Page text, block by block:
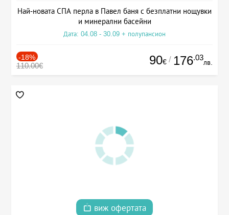
Най-новата СПА перла в Павел баня с безплатни нощувки
и минерални басейни
Дата: 04.08 - 30.09 + полупансион
-18%
110.00€ 90€ / 176.03
лв.
виж офертата